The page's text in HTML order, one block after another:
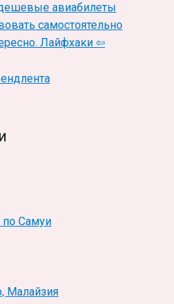
авиабилеты
самостоятельно
Лайфхаки ⇦
по Самуи
Малайзия